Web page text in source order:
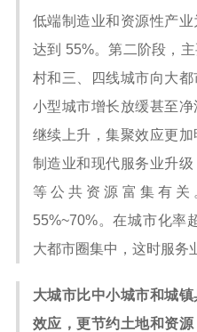
低端制造业和资源性产
达到 55%。第二阶段，
村和三、四线城市向大
小型城市增长放缓甚至
继续上升，集聚效应更
制造业和现代服务业升
等公共资源富集有
55%~70%。在城市化率
大都市圈集中，这时服务
大城市比中小城市和城
效应，更节约土地和资